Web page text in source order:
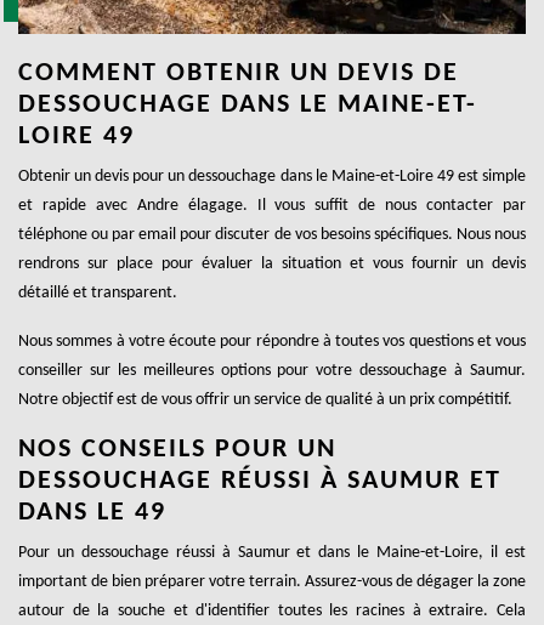
COMMENT OBTENIR UN DEVIS DE
DESSOUCHAGE DANS LE MAINE-ET-
LOIRE 49
Obtenir un devis pour un dessouchage dans le Maine-et-Loire 49 est simple
et rapide avec Andre élagage. Il vous suffit de nous contacter par
téléphone ou par email pour discuter de vos besoins spécifiques. Nous nous
rendrons sur place pour évaluer la situation et vous fournir un devis
détaillé et transparent.
Nous sommes à votre écoute pour répondre à toutes vos questions et vous
conseiller sur les meilleures options pour votre dessouchage à Saumur.
Notre objectif est de vous offrir un service de qualité à un prix compétitif.
NOS CONSEILS POUR UN
DESSOUCHAGE RÉUSSI À SAUMUR ET
DANS LE 49
Pour un dessouchage réussi à Saumur et dans le Maine-et-Loire, il est
important de bien préparer votre terrain. Assurez-vous de dégager la zone
autour de la souche et d'identifier toutes les racines à extraire. Cela